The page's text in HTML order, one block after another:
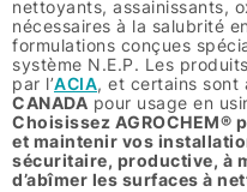
nettoyants, assainissants,
nécessaires à la salubrité
formulations conçues
système N.E.P. Les
par l’ACIA, et certains sont
CANADA pour usage en
Choisissez
et maintenir vos
sécuritaire, productive, à
d’abîmer les surfaces à